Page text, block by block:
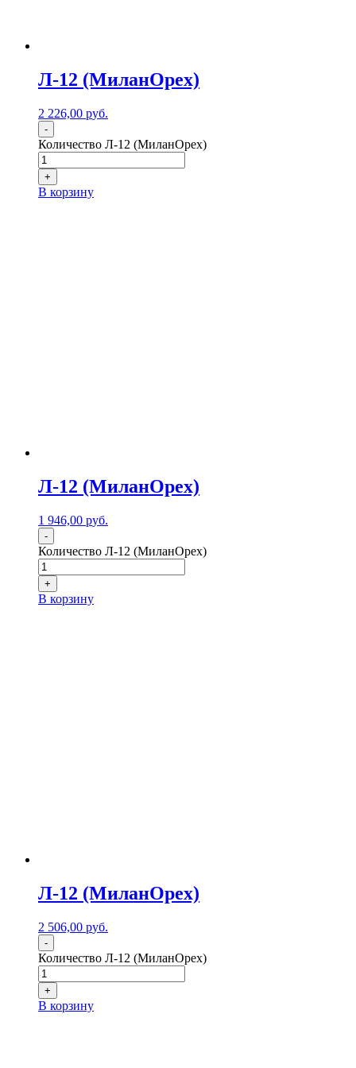
Л-12 (МиланОрех)
2 226,00 руб.
-
Количество Л-12 (МиланОрех)
+
В корзину
Л-12 (МиланОрех)
1 946,00 руб.
-
Количество Л-12 (МиланОрех)
+
В корзину
Л-12 (МиланОрех)
2 506,00 руб.
-
Количество Л-12 (МиланОрех)
+
В корзину